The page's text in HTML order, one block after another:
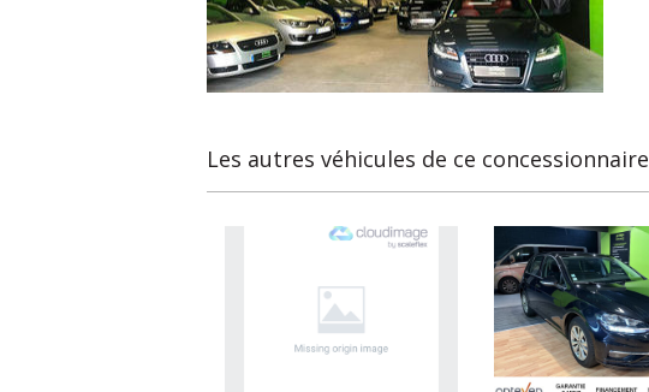
Les autres véhicules de ce concessionnaire